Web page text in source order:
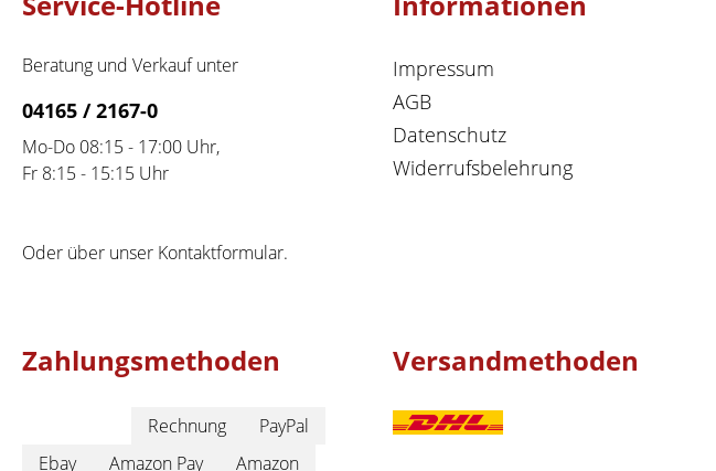
Beratung und Verkauf unter
04165 / 2167-0
Mo-Do 08:15 - 17:00 Uhr,
Fr 8:15 - 15:15 Uhr
Oder über unser Kontaktformular.
Impressum
AGB
Datenschutz
Widerrufsbelehrung
Zahlungsmethoden
Rechnung
PayPal
Ebay
Amazon Pay Amazon
Versandmethoden